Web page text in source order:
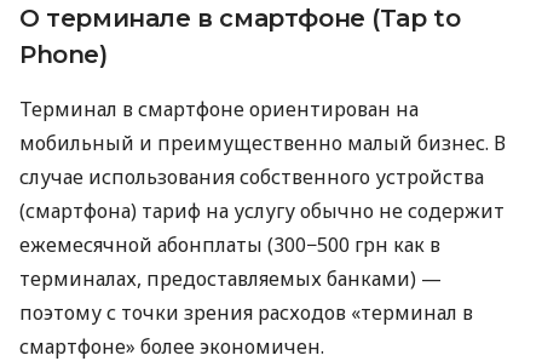
О терминале в смартфоне (Tap to
Phone)
Терминал в смартфоне ориентирован на
мобильный и преимущественно малый бизнес. В
случае использования собственного устройства
(смартфона) тариф на услугу обычно не содержит
ежемесячной абонплаты (300−500 грн как в
терминалах, предоставляемых банками) —
поэтому с точки зрения расходов «терминал в
смартфоне» более экономичен.